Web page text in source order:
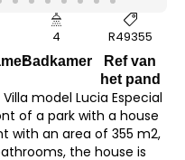
4
Badkamer
R49355
Ref van
het pand
model Lucia Especial
of a park with a house
with an area of 355 m2,
the house is